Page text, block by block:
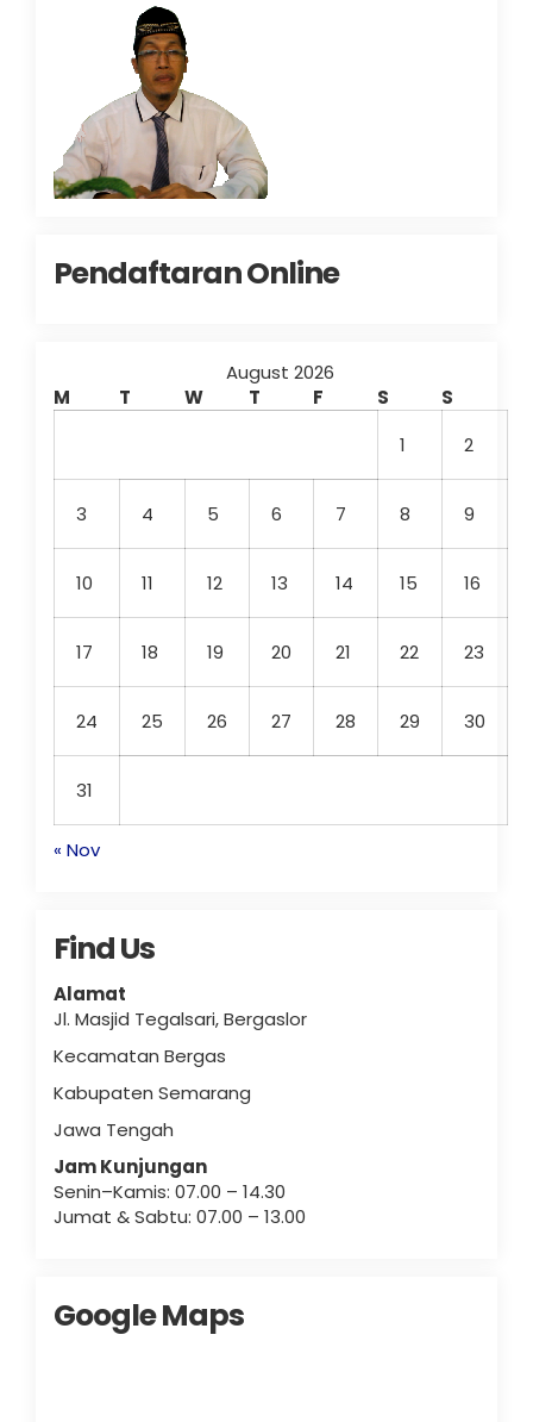
Pendaftaran Online
August 2026
M
T W T F S
S
1
2
3 4 5 6 7 8 9
10 11 12 13 14 15 16
17 18 19 20 21 22 23
24 25 26 27 28 29 30
31
« Nov
Find Us
Alamat
Jl. Masjid Tegalsari, Bergaslor
Kecamatan Bergas
Kabupaten Semarang
Jawa Tengah
Jam Kunjungan
Senin–Kamis: 07.00 – 14.30
Jumat & Sabtu: 07.00 – 13.00
Google Maps